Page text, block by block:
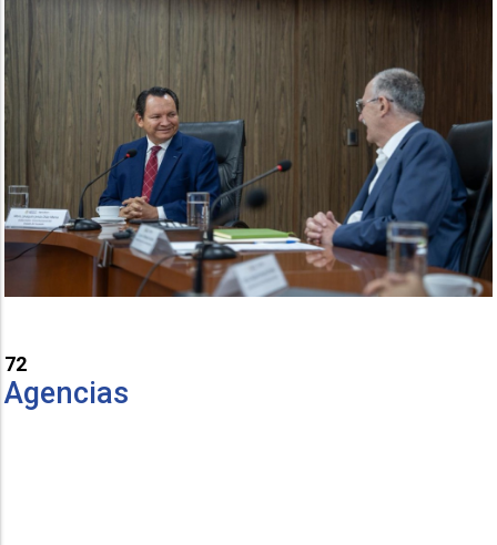
72
Agencias